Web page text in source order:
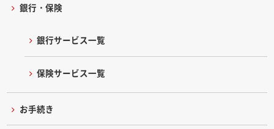
銀行・保険
銀行サービス一覧
保険サービス一覧
お手続き